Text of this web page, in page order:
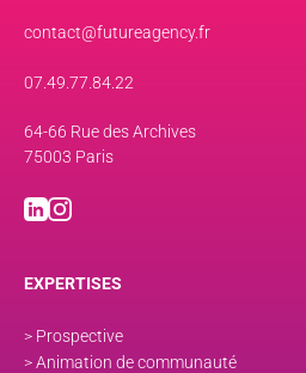
contact@futureagency.fr
07.49.77.84.22
64-66 Rue des Archives
75003 Paris
EXPERTISES
> Prospective
> Animation de communauté